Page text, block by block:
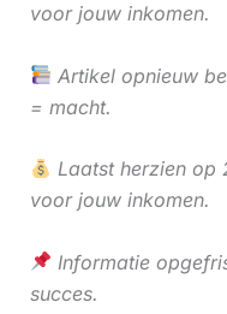
voor jouw inkomen.
Artikel opnieuw
= macht.
Laatst herzien op
voor jouw inkomen.
Informatie
succes.